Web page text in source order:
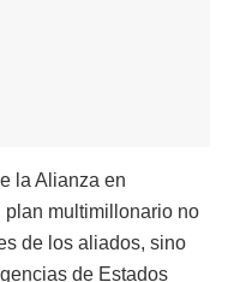
la Alianza en
multimillonario no
de los aliados, sino
de Estados